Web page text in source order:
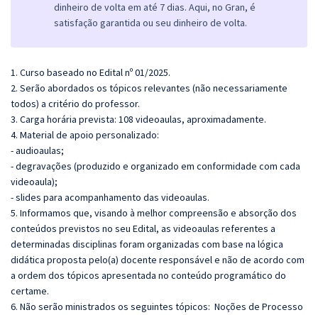
dinheiro de volta em até 7 dias. Aqui, no Gran, é
satisfação garantida ou seu dinheiro de volta.
1. Curso baseado no Edital nº 01/2025.
2. Serão abordados os tópicos relevantes (não necessariamente
todos) a critério do professor.
3. Carga horária prevista: 108 videoaulas, aproximadamente.
4. Material de apoio personalizado:
- audioaulas;
- degravações (produzido e organizado em conformidade com cada
videoaula);
- slides para acompanhamento das videoaulas.
5. Informamos que, visando à melhor compreensão e absorção dos
conteúdos previstos no seu Edital, as videoaulas referentes a
determinadas disciplinas foram organizadas com base na lógica
didática proposta pelo(a) docente responsável e não de acordo com
a ordem dos tópicos apresentada no conteúdo programático do
certame.
6. Não serão ministrados os seguintes tópicos: Noções de Processo